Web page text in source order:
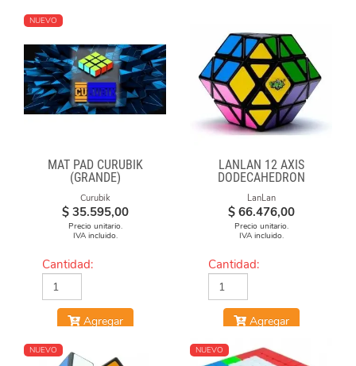
NUEVO
MAT PAD CURUBIK
(GRANDE)
Curubik
$ 35.595,00
Precio unitario.
IVA incluido.
Cantidad:
Agregar
LANLAN 12 AXIS
DODECAHEDRON
DIAMOND CUBE
LanLan
$ 66.476,00
Precio unitario.
IVA incluido.
Cantidad:
Agregar
NUEVO NUEVO